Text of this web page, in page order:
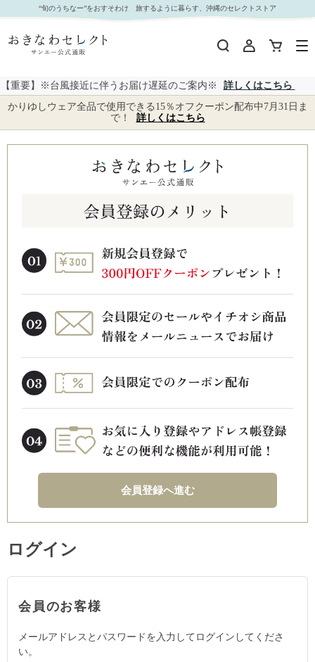
“旬のうちなー”をおすそわけ 旅するように暮らす、沖縄のセレクトストア
【重要】※台風接近に伴うお届け遅延のご案内※
詳しくはこちら
かりゆしウェア全品で使用できる15％オフクーポン配布中7月31日ま
で！
詳しくはこちら
会員登録へ進む
ログイン
会員のお客様
メールアドレスとパスワードを入力してログインしてくださ
い。